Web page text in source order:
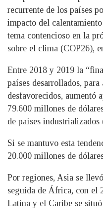
recurrente de los países
impacto del
tema contencioso en la
sobre el clima (COP26),
Entre 2018 y 2019 la
países desarrollados,
desfavorecidos, aumentó
79.600 millones de
de países industrializados
Si se mantuvo esta
20.000 millones de
Por regiones, Asia se
seguida de África, con el
Latina y el Caribe se